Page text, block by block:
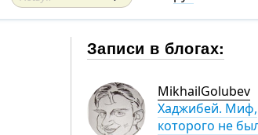
Записи в блогах:
MikhailGolubev
Хаджибей. Миф,
которого не